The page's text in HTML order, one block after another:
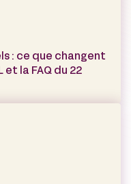
: ce que changent
et la FAQ du 22